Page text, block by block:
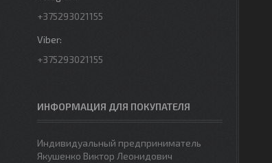
+375293021155
+375293021155
ИНФОРМАЦИЯ ДЛЯ ПОКУПАТЕЛЯ
Индивидуальный предприниматель
Якушенко Виктор Леонидович